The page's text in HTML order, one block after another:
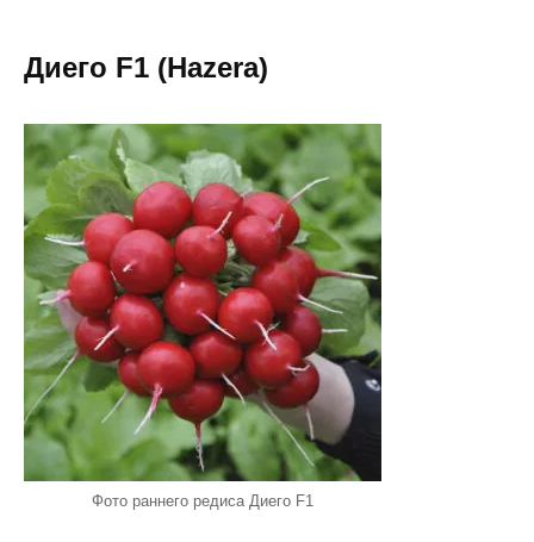
Диего F1 (Hazera)
Фото раннего редиса Диего F1